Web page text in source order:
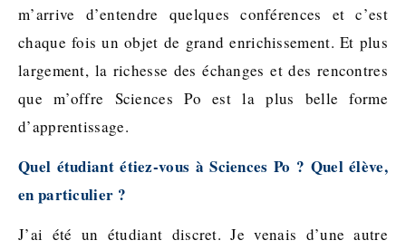
m’arrive d’entendre quelques conférences et c’est
chaque fois un objet de grand enrichissement. Et plus
largement, la richesse des échanges et des rencontres
que m’offre Sciences Po est la plus belle forme
d’apprentissage.
Quel étudiant étiez-vous à Sciences Po ? Quel élève,
en particulier ?
J’ai été un étudiant discret. Je venais d’une autre